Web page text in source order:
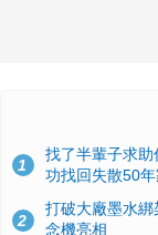
1
找了半輩子求
功找回失散50年
2
打破大廠墨水
念機亮相